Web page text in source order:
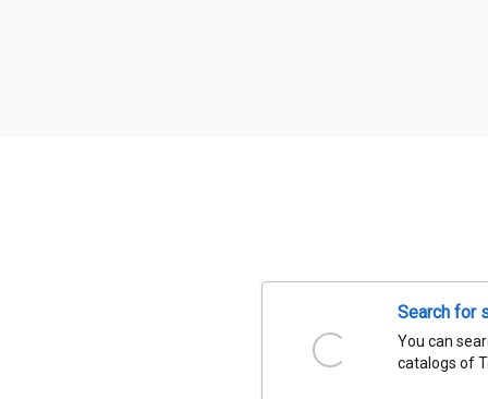
Search for
You can
catalogs of